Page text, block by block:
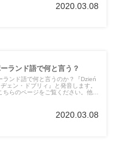
2020.03.08
ランド語で何と言う？
ランド語で何と言うのか？『Dzień
ェン・ドブリィ』と発音します。
ちらのページをご覧ください。他の
2020.03.08